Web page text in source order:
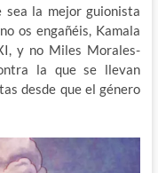
sea la mejor guionista
os engañéis, Kamala
y no Miles Morales-
la que se llevan
desde que el género